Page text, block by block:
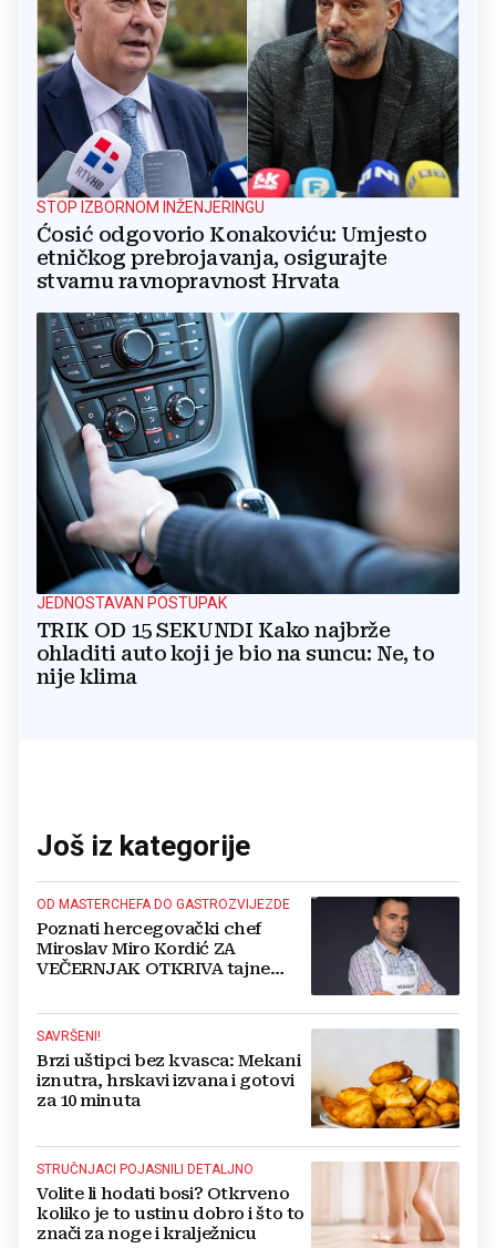
STOP IZBORNOM INŽENJERINGU
Ćosić odgovorio Konakoviću: Umjesto
etničkog prebrojavanja, osigurajte
stvarnu ravnopravnost Hrvata
JEDNOSTAVAN POSTUPAK
TRIK OD 15 SEKUNDI Kako najbrže
ohladiti auto koji je bio na suncu: Ne, to
nije klima
Još iz kategorije
OD MASTERCHEFA DO GASTROZVIJEZDE
Poznati hercegovački chef
Miroslav Miro Kordić ZA
VEČERNJAK OTKRIVA tajne
kulinarstva, nepoznate detalje iz
djetinjstva, životne ciljeve...
SAVRŠENI!
Brzi uštipci bez kvasca: Mekani
iznutra, hrskavi izvana i gotovi
za 10 minuta
STRUČNJACI POJASNILI DETALJNO
Volite li hodati bosi? Otkrveno
koliko je to ustinu dobro i što to
znači za noge i kralježnicu